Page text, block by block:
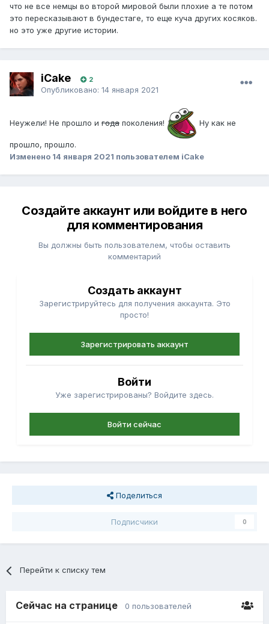
что не все немцы во второй мировой были плохие а те потом
это пересказывают в бундестаге, то еще куча других косяков.
но это уже другие истории.
iCake 2
Опубликовано: 14 января 2021
Неужели! Не прошло и года поколения! Ну как не
прошло, прошло.
Изменено 14 января 2021 пользователем iCake
Создайте аккаунт или войдите в него
для комментирования
Вы должны быть пользователем, чтобы оставить
комментарий
Создать аккаунт
Зарегистрируйтесь для получения аккаунта. Это
просто!
Зарегистрировать аккаунт
Войти
Уже зарегистрированы? Войдите здесь.
Войти сейчас
Поделиться
Подписчики 0
Перейти к списку тем
Сейчас на странице 0 пользователей